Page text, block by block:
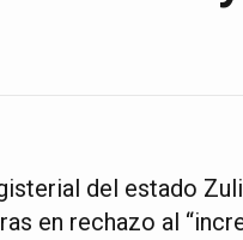
del estado
en rechazo al